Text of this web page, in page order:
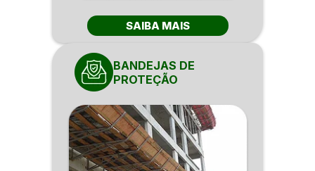
SAIBA MAIS
BANDEJAS DE
PROTEÇÃO